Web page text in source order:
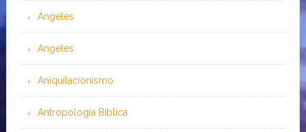
Ángeles
Angeles
Aniquilacionismo
Antropología Bíblica